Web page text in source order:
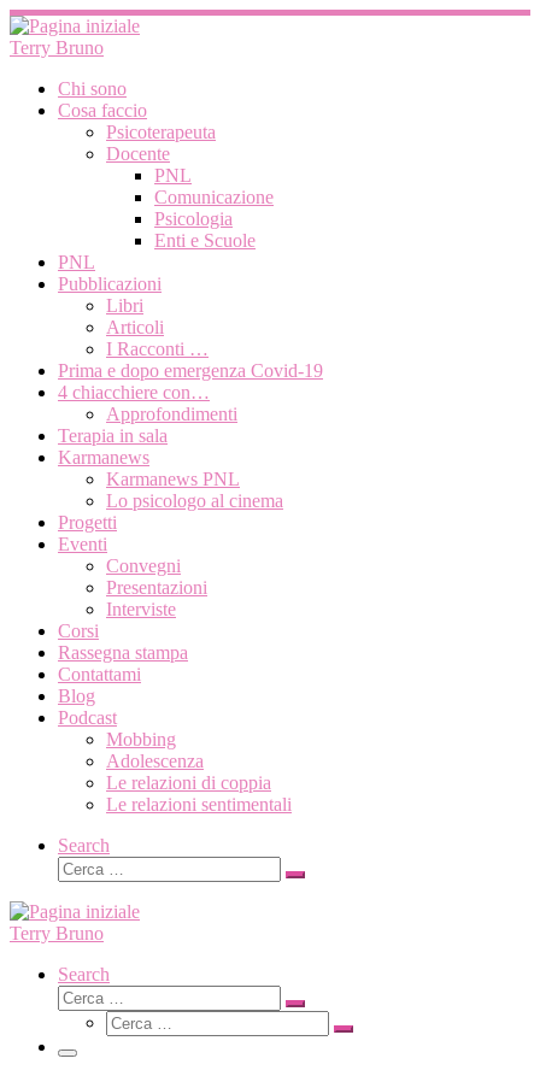
Passa
al
contenuto
Terry Bruno
Chi sono
Cosa faccio
Psicoterapeuta
Docente
PNL
Comunicazione
Psicologia
Enti e Scuole
PNL
Pubblicazioni
Libri
Articoli
I Racconti …
Prima e dopo emergenza Covid-19
4 chiacchiere con…
Approfondimenti
Terapia in sala
Karmanews
Karmanews PNL
Lo psicologo al cinema
Progetti
Eventi
Convegni
Presentazioni
Interviste
Corsi
Rassegna stampa
Contattami
Blog
Podcast
Mobbing
Adolescenza
Le relazioni di coppia
Le relazioni sentimentali
Search
Cerca
Cerca
Terry Bruno
Search
Cerca
Cerca
Cerca
Cerca
Menu